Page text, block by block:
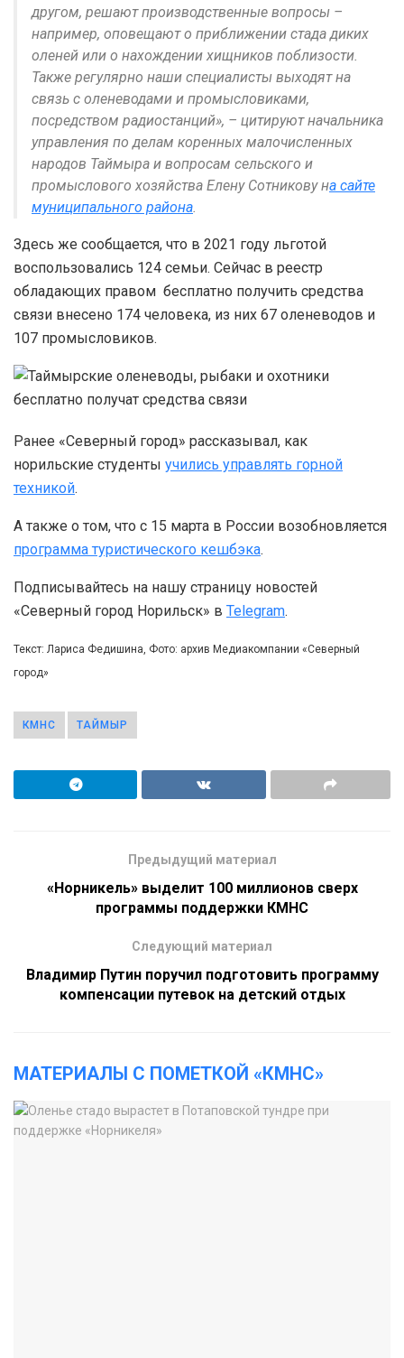
другом, решают производственные вопросы –
например, оповещают о приближении стада диких
оленей или о нахождении хищников поблизости.
Также регулярно наши специалисты выходят на
связь с оленеводами и промысловиками,
посредством радиостанций», – цитируют начальника
управления по делам коренных малочисленных
народов Таймыра и вопросам сельского и
промыслового хозяйства Елену Сотникову на сайте
муниципального района
Здесь же сообщается, что в 2021 году льготой
воспользовались 124 семьи. Сейчас в реестр
обладающих правом бесплатно получить средства
связи внесено 174 человека, из них 67 оленеводов и
107 промысловиков.
Ранее «Северный город» рассказывал, как
норильские студенты учились управлять горной
техникой.
А также о том, что с 15 марта в России возобновляется
программа туристического кешбэка.
Подписывайтесь на нашу страницу новостей
«Северный город Норильск» в Telegram.
Текст: Лариса Федишина, Фото: архив Медиакомпании «Северный
город»
КМНС ТАЙМЫР
Предыдущий материал
«Норникель» выделит 100 миллионов сверх
программы поддержки КМНС
Следующий материал
Владимир Путин поручил подготовить программу
компенсации путевок на детский отдых
МАТЕРИАЛЫ С ПОМЕТКОЙ «КМНС»